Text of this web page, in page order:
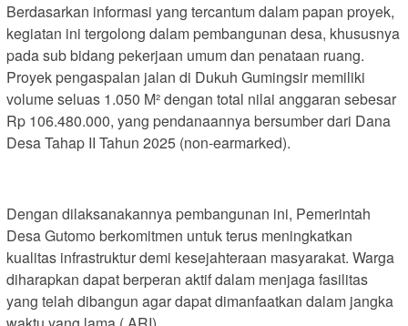
Berdasarkan informasi yang tercantum dalam papan proyek,
kegiatan ini tergolong dalam pembangunan desa, khususnya
pada sub bidang pekerjaan umum dan penataan ruang.
Proyek pengaspalan jalan di Dukuh Gumingsir memiliki
volume seluas 1.050 M² dengan total nilai anggaran sebesar
Rp 106.480.000, yang pendanaannya bersumber dari Dana
Desa Tahap II Tahun 2025 (non-earmarked).
Dengan dilaksanakannya pembangunan ini, Pemerintah
Desa Gutomo berkomitmen untuk terus meningkatkan
kualitas infrastruktur demi kesejahteraan masyarakat. Warga
diharapkan dapat berperan aktif dalam menjaga fasilitas
yang telah dibangun agar dapat dimanfaatkan dalam jangka